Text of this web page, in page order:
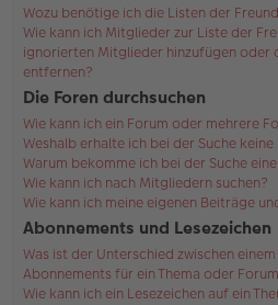
Wozu benötige ich die Listen der
Wie kann ich Mitglieder zur Liste der
ignorierten Mitglieder hinzufügen oder
entfernen?
Die Foren durchsuchen
Wie kann ich ein Forum oder mehrere
Weshalb erhalte ich bei der Suche keine
Warum bekomme ich bei der Suche
Wie kann ich nach Mitgliedern suchen?
Wie kann ich meine eigenen Beiträge
Abonnements und Lesezeichen
Was ist der Unterschied zwischen
Abonnements für ein Thema oder
Wie kann ich ein Lesezeichen auf ein